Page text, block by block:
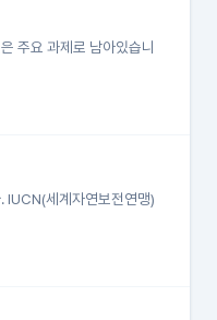
주요 과제로 남아있습니
IUCN(세계자연보전연맹)